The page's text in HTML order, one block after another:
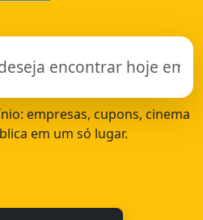
empresas, cupons, cinema
em um só lugar.